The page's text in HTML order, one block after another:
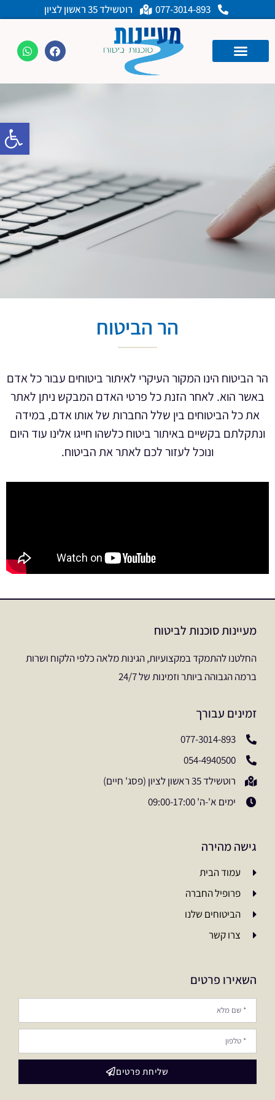
077-3014-893 רוטשילד 35 ראשון לציון
הר הביטוח
הר הביטוח הינו המקור העיקרי לאיתור ביטוחים עבור כל אדם
באשר הוא. לאחר הזנת כל פרטי האדם המבקש ניתן לאתר
את כל הביטוחים בין שלל החברות של אותו אדם, במידה
ונתקלתם בקשיים באיתור ביטוח כלשהו חייגו אלינו עוד היום
ונוכל לעזור לכם לאתר את הביטוח.
מעיינות סוכנות לביטוח
החלטנו להתמקד במקצועיות, הגינות מלאה כלפי הלקוח ושרות
ברמה הגבוהה ביותר וזמינות של 24/7
זמינים עבורך
077-3014-893
054-4940500
רוטשילד 35 ראשון לציון (פסג' חיים)
ימים א'-ה' 09:00-17:00
גישה מהירה
עמוד הבית
פרופיל החברה
הביטוחים שלנו
צרו קשר
השאירו פרטים
שליחת פרטים